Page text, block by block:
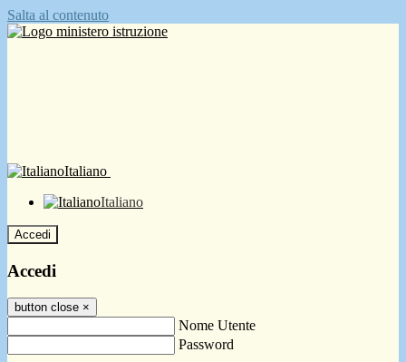
Salta al contenuto
Italiano
Italiano
Accedi
Accedi
button close ×
Nome Utente
Password